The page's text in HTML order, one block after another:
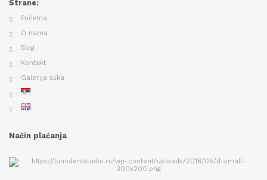
Strane:
Početna
O nama
Blog
Kontakt
Galerija slika
Način plaćanja